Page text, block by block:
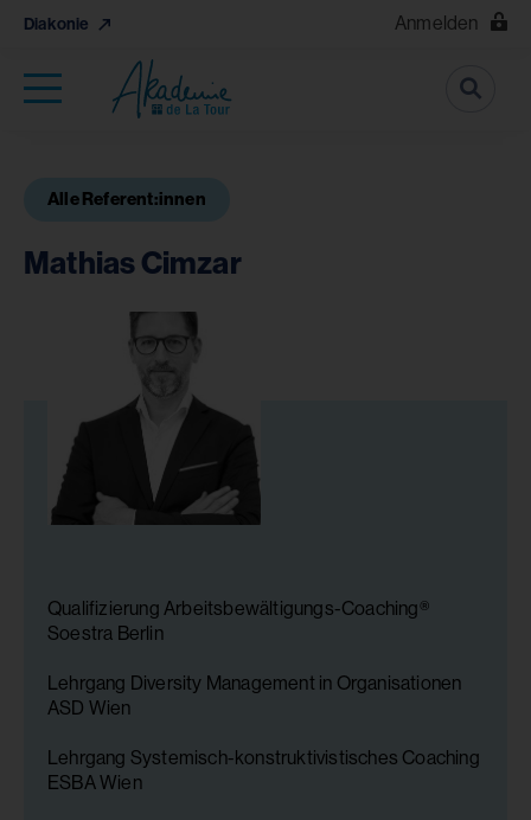
Diakonie Anmelden
Suche
Alle Referent:innen
Mathias Cimzar
Qualifizierung Arbeitsbewältigungs-Coaching®
Soestra Berlin
Lehrgang Diversity Management in Organisationen
ASD Wien
Lehrgang Systemisch-konstruktivistisches Coaching
ESBA Wien